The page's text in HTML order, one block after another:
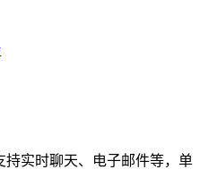
实时聊天、电子邮件等，单